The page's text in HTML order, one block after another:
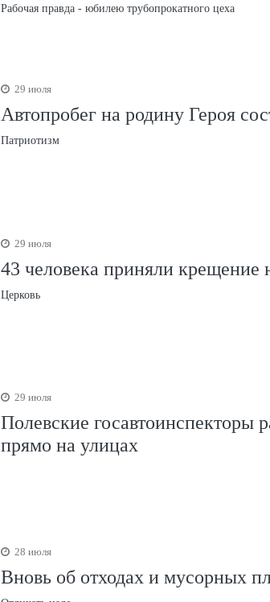
Рабочая правда - юбилею трубопрокатного цеха
29 июля
Автопробег на родину Героя
Патриотизм
29 июля
43 человека приняли крещение
Церковь
29 июля
Полевские
прямо на улицах
28 июля
Вновь об отходах и мусорных